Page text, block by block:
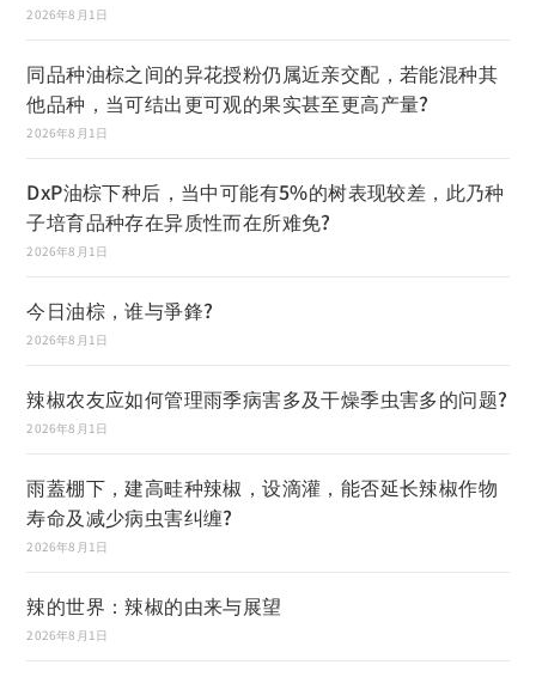
2026年8月1日
同品种油棕之间的异花授粉仍属近亲交配，若能混种其
他品种，当可结出更可观的果实甚至更高产量?
2026年8月1日
DxP油棕下种后，当中可能有5%的树表现较差，此乃种
子培育品种存在异质性而在所难免?
2026年8月1日
今日油棕，谁与爭鋒?
2026年8月1日
辣椒农友应如何管理雨季病害多及干燥季虫害多的问题?
2026年8月1日
雨蓋棚下，建高畦种辣椒，设滴灌，能否延长辣椒作物
寿命及减少病虫害纠缠?
2026年8月1日
辣的世界：辣椒的由来与展望
2026年8月1日